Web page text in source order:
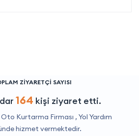
ZİYARETÇİ SAYISI
164 kişi ziyaret etti.
Kurtarma Firması , Yol Yardım
hizmet vermektedir.